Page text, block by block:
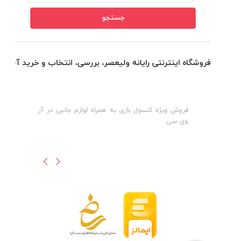
فروشگاه اینترنتی رایانه ولیعصر، بررسی، انتخاب و خرید
فروش ویژه کنسول بازی به همراه لوازم جانبی در آر
وی سی